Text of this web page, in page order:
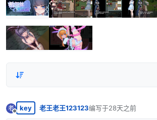
老
离线
key 老王老王123123编写于28天之前
最后由 编辑